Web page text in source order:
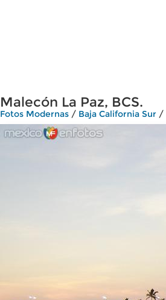
Malecón La Paz, BCS.
Fotos Modernas / Baja California Sur /